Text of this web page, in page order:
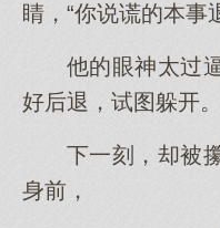
睛，“你说谎的本事
他的眼神太过
好后退，试图躲开。
下一刻，却被
身前，